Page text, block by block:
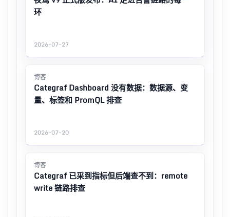
环
2026-07-27
博客
Categraf Dashboard 没有数据：数据源、变
量、标签和 PromQL 排查
2026-07-20
博客
Categraf 已采到指标但后端查不到：remote
write 链路排查